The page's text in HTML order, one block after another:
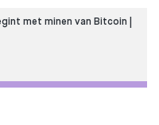
met minen van Bitcoin |